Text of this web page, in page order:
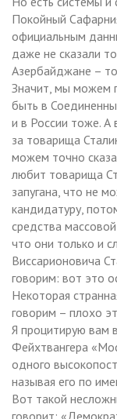
Покойный
официальным
даже не сказали
Азербайджане –
Значит, мы можем
быть в
и в России тоже. А
за товарища
можем точно
любит товарища
запугана, что не
кандидатуру,
средства
что они только и
Виссарионовича
говорим: вот это
Некоторая
говорим – плохо
Я процитирую вам
Фейхтвангера
одного
называя его по
Вот такой
говорит: